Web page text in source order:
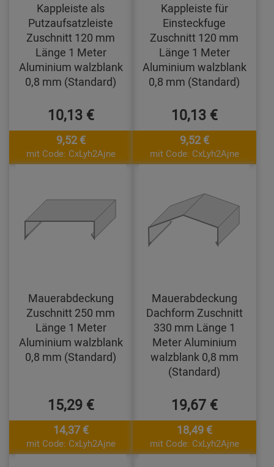
Kappleiste als
Putzaufsatzleiste
Zuschnitt 120 mm
Länge 1 Meter
Aluminium walzblank
0,8 mm (Standard)
10,13 €
9,52 €
mit Code: CxLyh2Ajne
Kappleiste für
Einsteckfuge
Zuschnitt 120 mm
Länge 1 Meter
Aluminium walzblank
0,8 mm (Standard)
10,13 €
9,52 €
mit Code: CxLyh2Ajne
Mauerabdeckung
Zuschnitt 250 mm
Länge 1 Meter
Aluminium walzblank
0,8 mm (Standard)
15,29 €
14,37 €
mit Code: CxLyh2Ajne
Mauerabdeckung
Dachform Zuschnitt
330 mm Länge 1
Meter Aluminium
walzblank 0,8 mm
(Standard)
19,67 €
18,49 €
mit Code: CxLyh2Ajne